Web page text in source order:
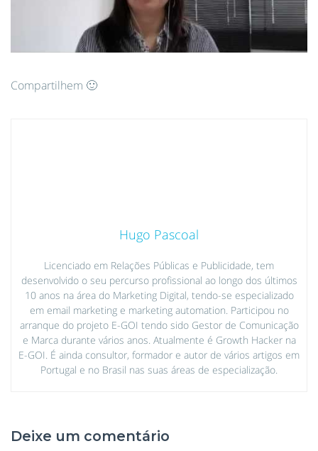
Compartilhem 🙂
Hugo Pascoal
Licenciado em Relações Públicas e Publicidade, tem
desenvolvido o seu percurso profissional ao longo dos últimos
10 anos na área do Marketing Digital, tendo-se especializado
em email marketing e marketing automation. Participou no
arranque do projeto E-GOI tendo sido Gestor de Comunicação
e Marca durante vários anos. Atualmente é Growth Hacker na
E-GOI. É ainda consultor, formador e autor de vários artigos em
Portugal e no Brasil nas suas áreas de especialização.
Deixe um comentário